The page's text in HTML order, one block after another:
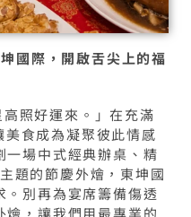
國際，開啟舌尖上的福
高照好運來。」在充滿
食成為凝聚彼此情感
一場中式經典辦桌、精
題的節慶外燴，東坤國
。別再為宴席籌備傷透